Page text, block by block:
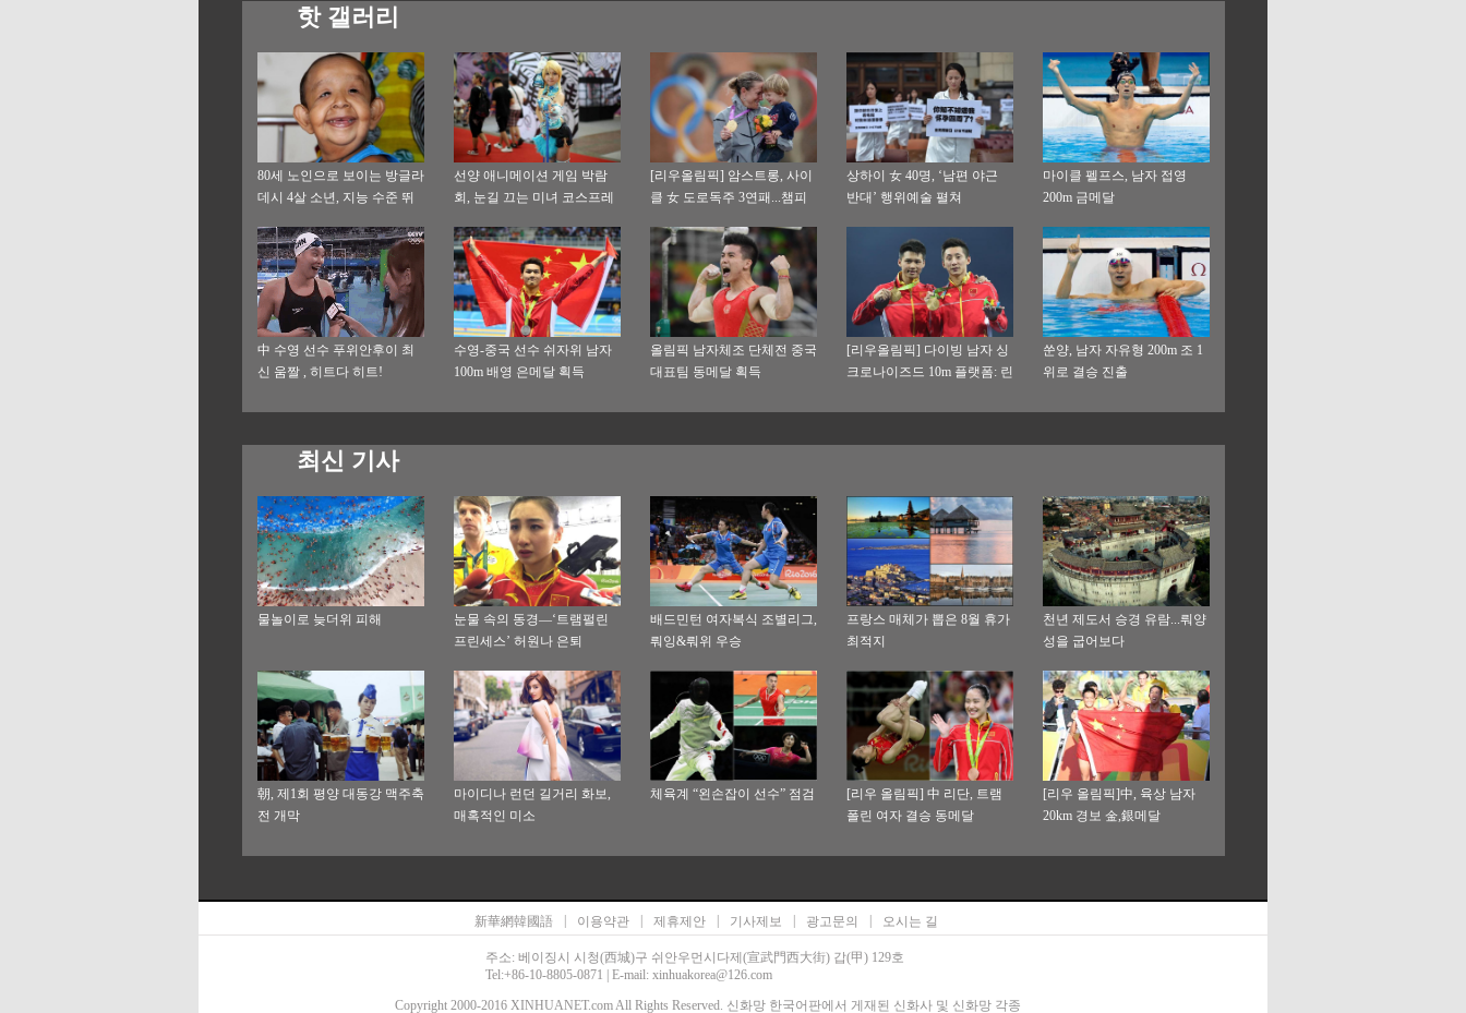
핫 갤러리
80세 노인으로 보이는 방글라
데시 4살 소년, 지능 수준 뛰
선양 애니메이션 게임 박람
회, 눈길 끄는 미녀 코스프레
[리우올림픽] 암스트롱, 사이
클 女 도로독주 3연패...챔피
상하이 女 40명, ‘남편 야근
반대’ 행위예술 펼쳐
마이클 펠프스, 남자 접영
200m 금메달
中 수영 선수 푸위안후이 최
신 움짤 , 히트다 히트!
수영-중국 선수 쉬자위 남자
100m 배영 은메달 획득
올림픽 남자체조 단체전 중국
대표팀 동메달 획득
[리우올림픽] 다이빙 남자 싱
크로나이즈드 10m 플랫폼: 린
쑨양, 남자 자유형 200m 조 1
위로 결승 진출
최신 기사
물놀이로 늦더위 피해
눈물 속의 동경—‘트램펄린
프린세스’ 허원나 은퇴
배드민턴 여자복식 조별리그,
뤄잉&뤄위 우승
프랑스 매체가 뽑은 8월 휴가
최적지
천년 제도서 승경 유람...뤄양
성을 굽어보다
朝, 제1회 평양 대동강 맥주축
전 개막
마이디나 런던 길거리 화보,
매혹적인 미소
체육계 “왼손잡이 선수” 점검
[리우 올림픽] 中 리단, 트램
폴린 여자 결승 동메달
[리우 올림픽]中, 육상 남자
20km 경보 金,銀메달
新華網韓國語 이용약관 제휴제안 기사제보 광고문의 오시는 길
주소: 베이징시 시청(西城)구 쉬안우먼시다제(宣武門西大街) 갑(甲) 129호
Tel:+86-10-8805-0871 | E-mail: xinhuakorea@126.com
Copyright 2000-2016 XINHUANET.com All Rights Reserved. 신화망 한국어판에서 게재된 신화사 및 신화망 각종